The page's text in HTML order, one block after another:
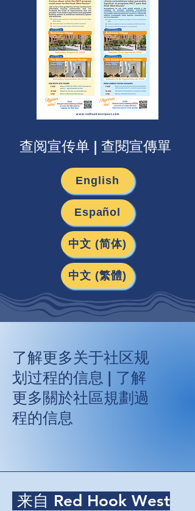
查阅宣传单 | 查閱宣傳單
English
Español
中文 (简体)
中文 (繁體)
了解更多关于社区规
划过程的信息 | 了解
更多關於社區規劃過
程的信息
来自 Red Hook West